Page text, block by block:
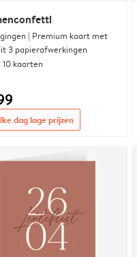
| Premium kaart met
3 papierafwerkingen
10 kaarten
dag lage prijzen